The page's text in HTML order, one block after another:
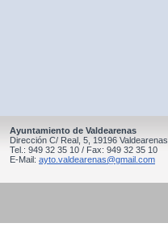
Ayuntamiento de Valdearenas
Dirección C/ Real, 5, 19196 Valdearenas
Tel.: 949 32 35 10 / Fax: 949 32 35 10
E-Mail: ayto.valdearenas@gmail.com